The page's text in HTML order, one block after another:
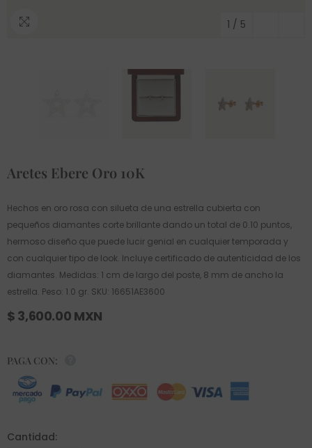
1 / 5
Aretes Ebere Oro 10K
Hechos en oro rosa con silueta de una estrella cubierta con
pequeños diamantes corte brillante dando un total de 0.10 puntos,
hermoso diseño que puede lucir genial en cualquier temporada y
con cualquier tipo de look. Incluye certificado de autenticidad de los
diamantes. Medidas: 1 cm de largo del poste, 8 mm de ancho la
estrella. Peso: 1.0 gr. SKU: 16651AE3600
$ 3,600.00 MXN
PAGA CON:
Cantidad: